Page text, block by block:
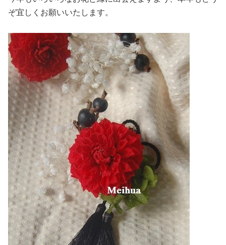
ぞ宜しくお願いいたします。